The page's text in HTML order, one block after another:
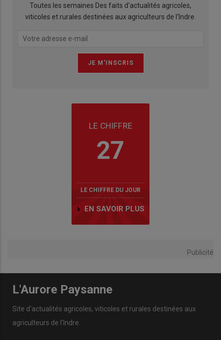
Toutes les semaines Des faits d'actualités agricoles,
viticoles et rurales destinées aux agriculteurs de l'Indre.
LE CHIFFRE
27
LE CHIFFRE DU JOUR
EN SAVOIR PLUS
Publicité
L'Aurore Paysanne
Site d'actualités agricoles, viticoles et rurales destinées aux
agriculteurs de l'Indre.